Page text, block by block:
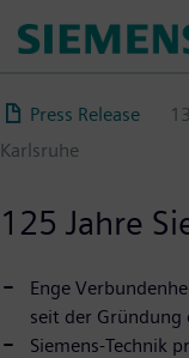
zum
Press Release
Karlsruhe
125 Jahre
Enge
seit der Gründung
Siemens-Technik